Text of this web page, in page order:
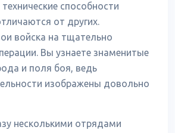
способности
от других.
войска на тщательно
Вы узнаете знаменитые
и поля боя, ведь
изображены довольно
несколькими отрядами